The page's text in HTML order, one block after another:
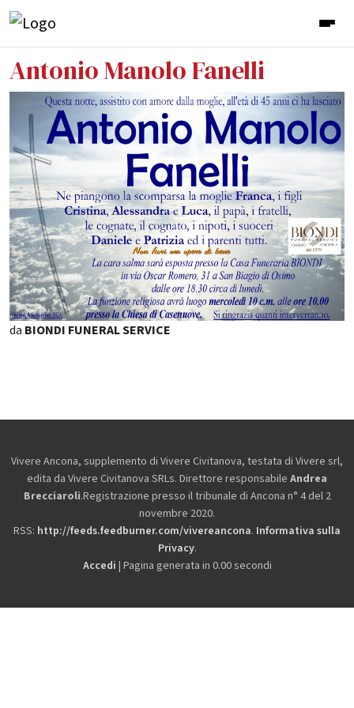
Antonio Manolo Fanelli
da BIONDI FUNERAL SERVICE
Vivere Ancona, supplemento di Vivere Civitanova, testata di Vivere srl,
edita da Vivere Civitanova SRLs. Direttore responsabile Andrea
Brecciaroli.Registrazione presso il tribunale di Ancona n° 4 del 2
novembre 2020.
RSS: http://feeds.feedburner.com/vivereancona. Informativa sulla
Privacy.
Accedi | Pagina generata in 0.00 secondi